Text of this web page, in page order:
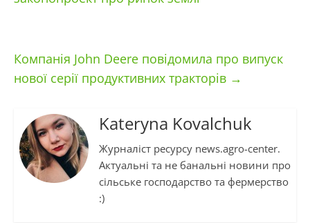
Компанія John Deere повідомила про випуск
нової серії продуктивних тракторів →
Kateryna Kovalchuk
Журналіст ресурсу news.agro-center.
Актуальні та не банальні новини про
сільське господарство та фермерство
:)